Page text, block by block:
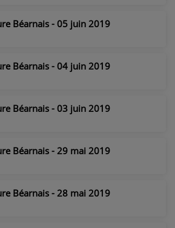
Béarnais - 05 juin 2019
Béarnais - 04 juin 2019
Béarnais - 03 juin 2019
Béarnais - 29 mai 2019
Béarnais - 28 mai 2019